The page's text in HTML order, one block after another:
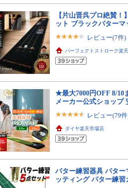
【片山晋呉プロ絶賛
ット ブラックパター
レビュー(7件)
パーフェクトストローク楽
★最大7000円OFF 8/10
メーカー公式ショップ
レビュー(79
ダイヤ楽天市場店
パター練習器具 パタ
ッティング パター練